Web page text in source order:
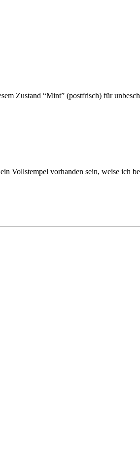
Zustand “Mint” (postfrisch) für
Vollstempel vorhanden sein, weise ich